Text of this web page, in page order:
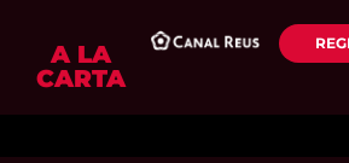
A LA
CARTA